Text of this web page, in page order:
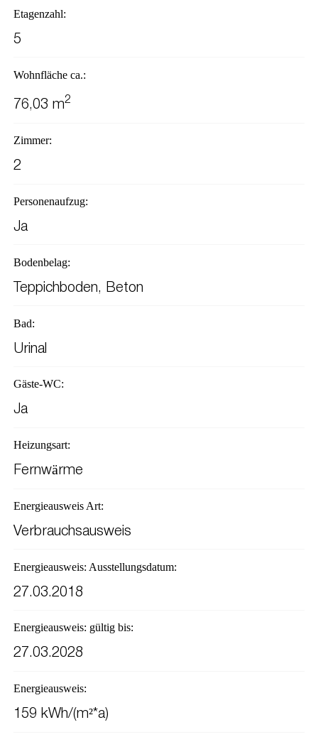
Etagenzahl:
5
Wohnfläche ca.:
76,03 m2
Zimmer:
2
Personenaufzug:
Ja
Bodenbelag:
Teppichboden, Beton
Bad:
Urinal
Gäste-WC:
Ja
Heizungsart:
Fernwärme
Energieausweis Art:
Verbrauchsausweis
Energieausweis: Ausstellungsdatum:
27.03.2018
Energieausweis: gültig bis:
27.03.2028
Energieausweis:
159 kWh/(m²*a)